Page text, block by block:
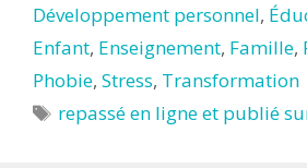
Développement personnel,
Enfant, Enseignement, Famille,
Phobie, Stress, Transformation
Étiquettes
repassé en ligne et publié